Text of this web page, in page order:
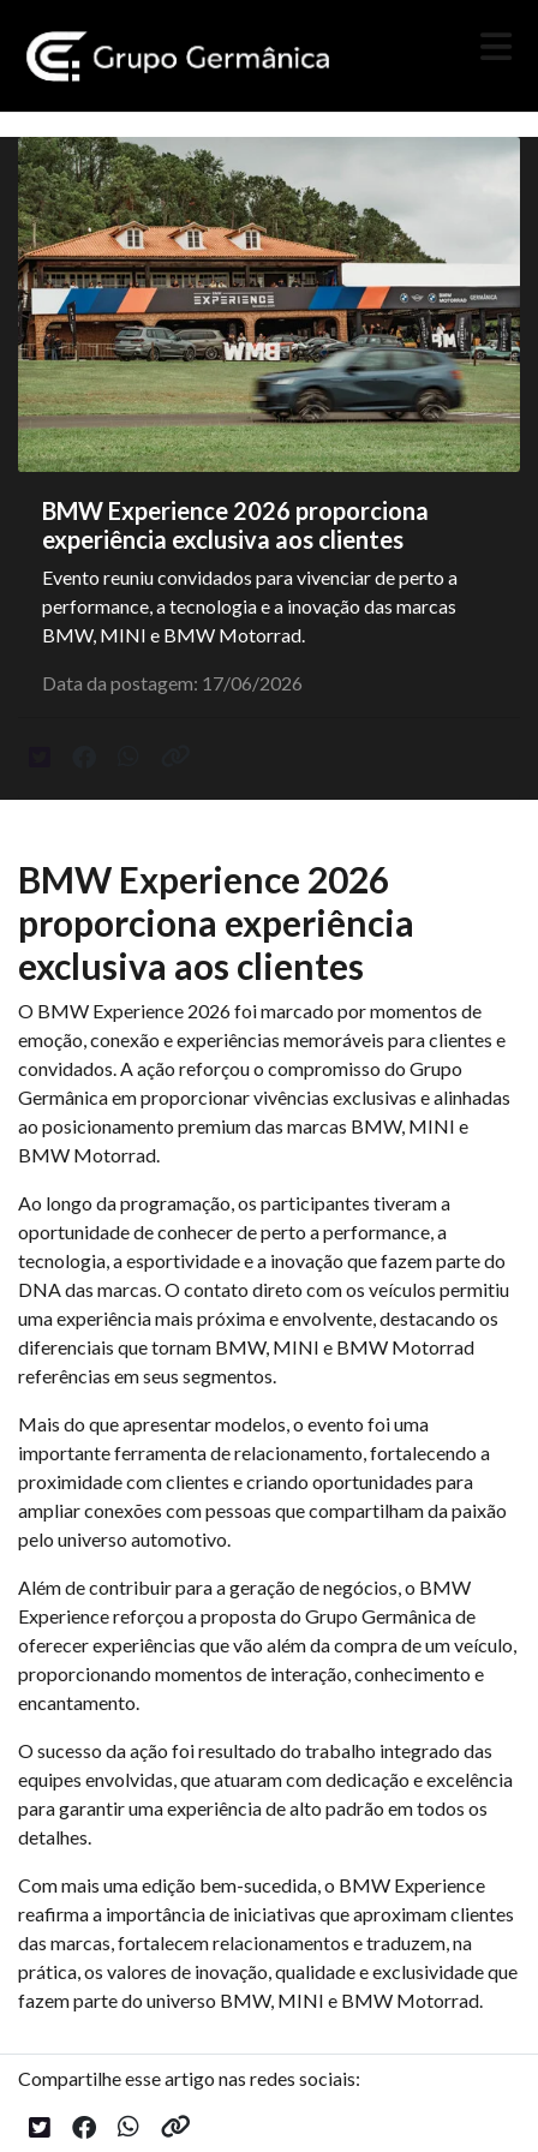
BMW Experience 2026 proporciona
experiência exclusiva aos clientes
Evento reuniu convidados para vivenciar de perto a
performance, a tecnologia e a inovação das marcas
BMW, MINI e BMW Motorrad.
Data da postagem: 17/06/2026
BMW Experience 2026
proporciona experiência
exclusiva aos clientes
O BMW Experience 2026 foi marcado por momentos de
emoção, conexão e experiências memoráveis para clientes e
convidados. A ação reforçou o compromisso do Grupo
Germânica em proporcionar vivências exclusivas e alinhadas
ao posicionamento premium das marcas BMW, MINI e
BMW Motorrad.
Ao longo da programação, os participantes tiveram a
oportunidade de conhecer de perto a performance, a
tecnologia, a esportividade e a inovação que fazem parte do
DNA das marcas. O contato direto com os veículos permitiu
uma experiência mais próxima e envolvente, destacando os
diferenciais que tornam BMW, MINI e BMW Motorrad
referências em seus segmentos.
Mais do que apresentar modelos, o evento foi uma
importante ferramenta de relacionamento, fortalecendo a
proximidade com clientes e criando oportunidades para
ampliar conexões com pessoas que compartilham da paixão
pelo universo automotivo.
Além de contribuir para a geração de negócios, o BMW
Experience reforçou a proposta do Grupo Germânica de
oferecer experiências que vão além da compra de um veículo,
proporcionando momentos de interação, conhecimento e
encantamento.
O sucesso da ação foi resultado do trabalho integrado das
equipes envolvidas, que atuaram com dedicação e excelência
para garantir uma experiência de alto padrão em todos os
detalhes.
Com mais uma edição bem-sucedida, o BMW Experience
reafirma a importância de iniciativas que aproximam clientes
das marcas, fortalecem relacionamentos e traduzem, na
prática, os valores de inovação, qualidade e exclusividade que
fazem parte do universo BMW, MINI e BMW Motorrad.
Compartilhe esse artigo nas redes sociais: